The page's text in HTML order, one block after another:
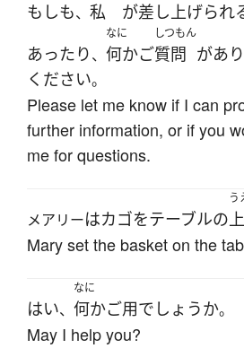
もしも、 私 が差し上げられ
あったり、
なに
何かご
しつもん
質問 があ
ください。
Please let me know if I can
further information, or if you
me for questions.
メアリーはカゴをテーブルの
う
上
Mary set the basket on the
はい、
なに
何かご用でしょうか。
May I help you?